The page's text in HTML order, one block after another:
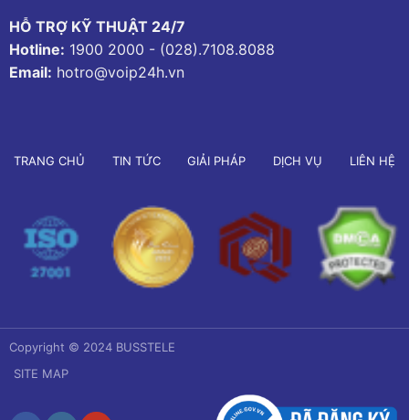
HỖ TRỢ KỸ THUẬT 24/7
Hotline: 1900 2000 - (028).7108.8088
Email: hotro@voip24h.vn
TRANG CHỦ TIN TỨC GIẢI PHÁP DỊCH VỤ LIÊN HỆ
Copyright © 2024 BUSSTELE
SITE MAP